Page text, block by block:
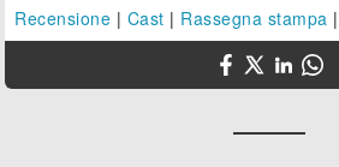
Recensione | Cast | Rassegna stampa |